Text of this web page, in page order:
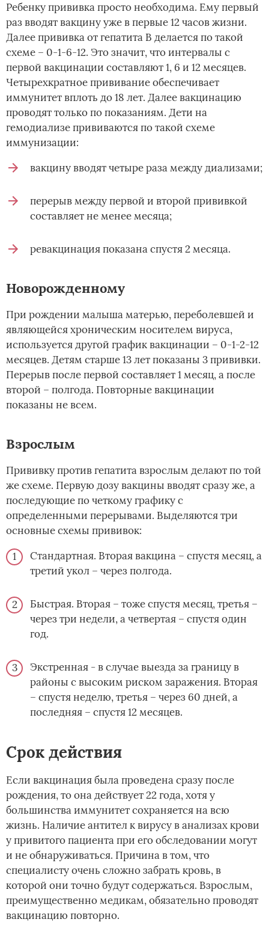
Ребенку прививка просто необходима. Ему первый
раз вводят вакцину уже в первые 12 часов жизни.
Далее прививка от гепатита В делается по такой
схеме – 0-1-6-12. Это значит, что интервалы с
первой вакцинации составляют 1, 6 и 12 месяцев.
Четырехкратное прививание обеспечивает
иммунитет вплоть до 18 лет. Далее вакцинацию
проводят только по показаниям. Дети на
гемодиализе прививаются по такой схеме
иммунизации:
вакцину вводят четыре раза между диализами;
перерыв между первой и второй прививкой
составляет не менее месяца;
ревакцинация показана спустя 2 месяца.
Новорожденному
При рождении малыша матерью, переболевшей и
являющейся хроническим носителем вируса,
используется другой график вакцинации – 0-1-2-12
месяцев. Детям старше 13 лет показаны 3 прививки.
Перерыв после первой составляет 1 месяц, а после
второй – полгода. Повторные вакцинации
показаны не всем.­
Взрослым
Прививку против гепатита взрослым делают по той
же схеме. Первую дозу вакцины вводят сразу же, а
последующие по четкому графику с
определенными перерывами. Выделяются три
основные схемы прививок:
Стандартная. Вторая вакцина – спустя месяц, а
третий укол – через полгода.
Быстрая. Вторая – тоже спустя месяц, третья –
через три недели, а четвертая – спустя один
год.
Экстренная - в случае выезда за границу в
районы с высоким риском заражения. Вторая
– спустя неделю, третья – через 60 дней, а
последняя – спустя 12 месяцев.
Срок действия­
Если вакцинация была проведена сразу после
рождения, то она действует 22 года, хотя у
большинства иммунитет сохраняется на всю
жизнь. Наличие антител к вирусу в анализах крови
у привитого пациента при его обследовании могут
и не обнаруживаться. Причина в том, что
специалисту очень сложно забрать кровь, в
которой они точно будут содержаться. Взрослым,
преимущественно медикам, обязательно проводят
вакцинацию повторно.